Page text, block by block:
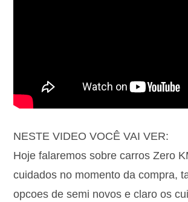
NESTE VIDEO VOCÊ VAI VER:
Hoje falaremos sobre carros Zero
cuidados no momento da compra,
opcoes de semi novos e claro os